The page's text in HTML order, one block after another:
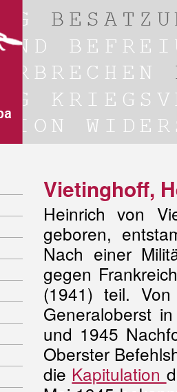
Vietinghoff,
Heinrich von
geboren,
Nach einer
gegen
(1941) teil.
Generaloberst
und 1945
Oberster
die Kapitulation